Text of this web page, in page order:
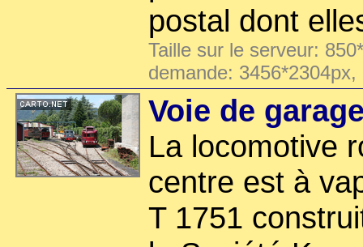
postal dont
Taille sur le serveur:
demande:
Voie de
La locomotive
centre est à
T 1751